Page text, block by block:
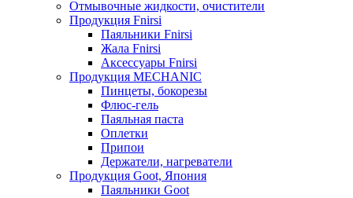
Отмывочные жидкости, очистители
Продукция Fnirsi
Паяльники Fnirsi
Жала Fnirsi
Аксессуары Fnirsi
Продукция MECHANIC
Пинцеты, бокорезы
Флюс-гель
Паяльная паста
Оплетки
Припои
Держатели, нагреватели
Продукция Goot, Япония
Паяльники Goot